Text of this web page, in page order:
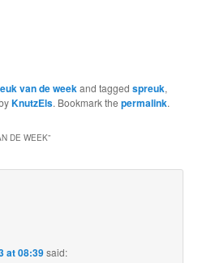
van de weekand taggedspreuk,
KnutzEls. Bookmark thepermalink.
DE WEEK”
at 08:39said: